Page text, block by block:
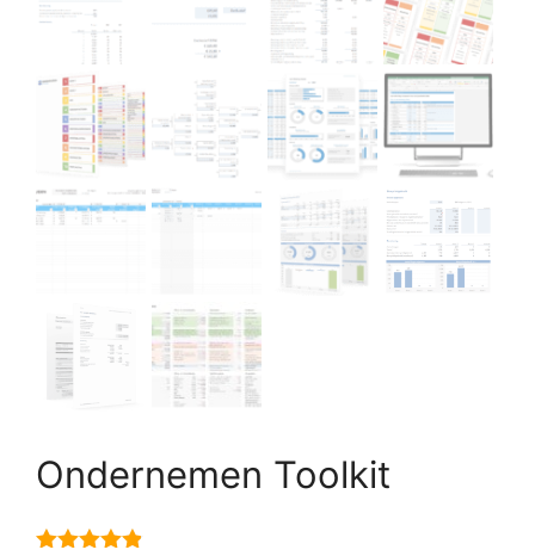
Ondernemen Toolkit